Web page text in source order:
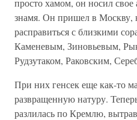
просто хамом, он носил свое
знамя. Он пришел в Москву,
расправиться с близкими
Каменевым, Зиновьевым,
Рудзутаком, Раковским,
При них генсек еще как-то
развращенную натуру.
разлилась по Кремлю,